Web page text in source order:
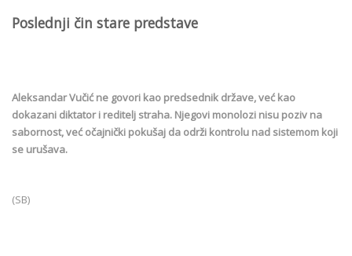
Poslednji čin stare predstave
Aleksandar Vučić ne govori kao predsednik države, već kao
dokazani diktator i reditelj straha. Njegovi monolozi nisu poziv na
sabornost, već očajnički pokušaj da održi kontrolu nad sistemom koji
se urušava.
(SB)